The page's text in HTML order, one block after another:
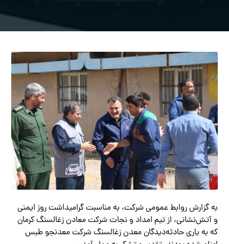
به گزارش روابط عمومی شرکت، به مناسبت گرامیداشت روز ایمنی
و آتش‌نشانی، از تیم امداد و نجات شرکت معادن زغالسنگ کرمان
که به یاری حادثه‌دیدگان معدن زغالسنگ شرکت معدنجو طبس